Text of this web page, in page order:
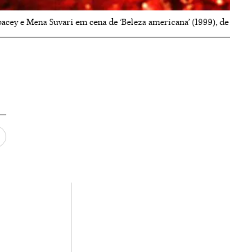
e Mena Suvari em cena de ‘Beleza americana’ (1999), de